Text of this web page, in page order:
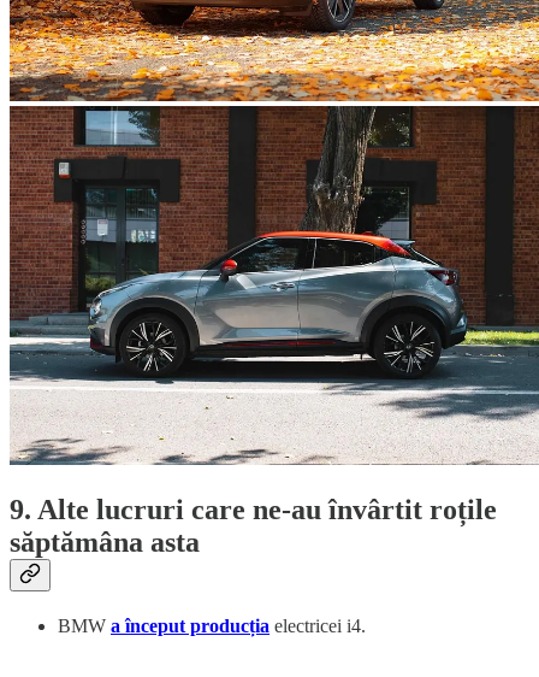
9. Alte lucruri care ne-au învârtit roțile
săptămâna asta
BMW a început producția electricei i4.